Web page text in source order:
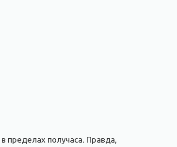
пределах получаса. Правда,